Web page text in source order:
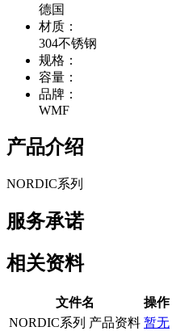
德国
材质：
304不锈钢
规格：
容量：
品牌：
WMF
产品介绍
NORDIC系列
服务承诺
相关资料
文件名
操作
NORDIC系列 产品资料 暂无